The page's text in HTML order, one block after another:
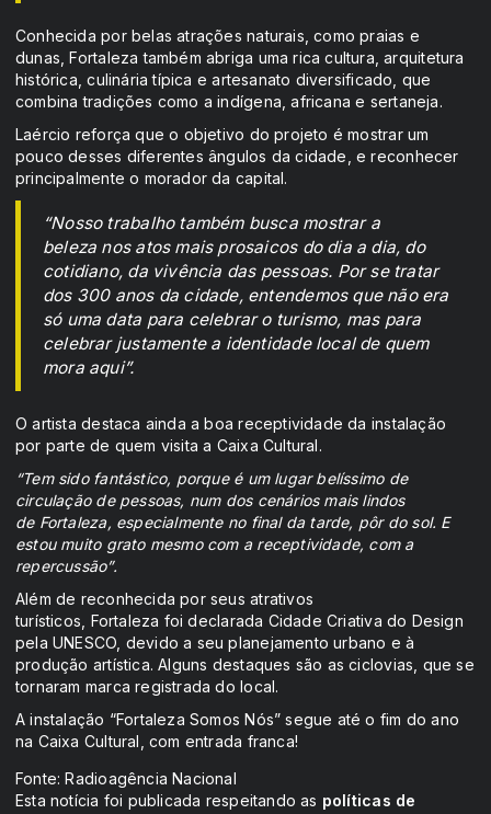
Conhecida por belas atrações naturais, como praias e
dunas, Fortaleza também abriga uma rica cultura, arquitetura
histórica, culinária típica e artesanato diversificado, que
combina tradições como a indígena, africana e sertaneja.
Laércio reforça que o objetivo do projeto é mostrar um
pouco desses diferentes ângulos da cidade, e reconhecer
principalmente o morador da capital.
“Nosso trabalho também busca mostrar a
beleza nos atos mais prosaicos do dia a dia, do
cotidiano, da vivência das pessoas. Por se tratar
dos 300 anos da cidade, entendemos que não era
só uma data para celebrar o turismo, mas para
celebrar justamente a identidade local de quem
mora aqui”.
O artista destaca ainda a boa receptividade da instalação
por parte de quem visita a Caixa Cultural.
“Tem sido fantástico, porque é um lugar belíssimo de
circulação de pessoas, num dos cenários mais lindos
de Fortaleza, especialmente no final da tarde, pôr do sol. E
estou muito grato mesmo com a receptividade, com a
repercussão”.
Além de reconhecida por seus atrativos
turísticos, Fortaleza foi declarada Cidade Criativa do Design
pela UNESCO, devido a seu planejamento urbano e à
produção artística. Alguns destaques são as ciclovias, que se
tornaram marca registrada do local.
A instalação “Fortaleza Somos Nós” segue até o fim do ano
na Caixa Cultural, com entrada franca!
Fonte: Radioagência Nacional
Esta notícia foi publicada respeitando as políticas de